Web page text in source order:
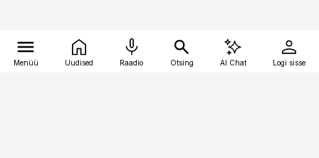
Menüü Uudised Raadio Otsing AI Chat Logi sisse